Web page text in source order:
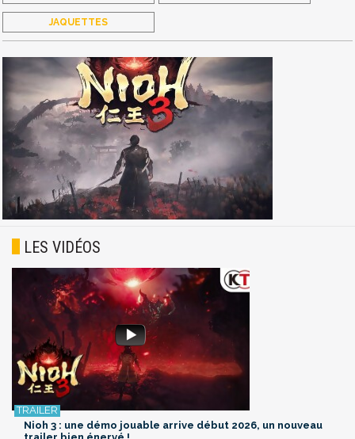
JAQUETTES
LES VIDÉOS
Nioh 3 : une démo jouable arrive début 2026, un nouveau